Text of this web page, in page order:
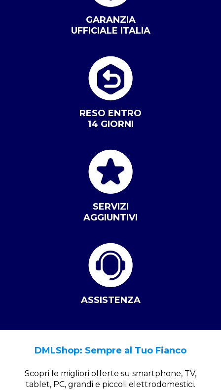
GARANZIA
UFFICIALE ITALIA
RESO ENTRO
14 GIORNI
SERVIZI
AGGIUNTIVI
ASSISTENZA
DMLShop: Sempre al Tuo Fianco
Scopri le migliori offerte su smartphone, TV,
tablet, PC, grandi e piccoli elettrodomestici.